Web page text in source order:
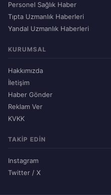
Personel Sağlık Haber
Tıpta Uzmanlık Haberleri
Yandal Uzmanlık Haberleri
KURUMSAL
Hakkımızda
İletişim
Haber Gönder
Reklam Ver
KVKK
TAKIP EDIN
Instagram
Twitter / X